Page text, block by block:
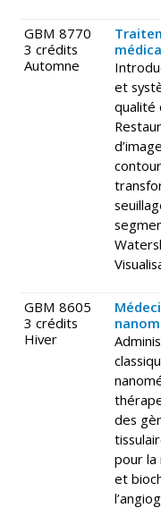
GBM 8770
3 crédits
Automne
et
qualité
GBM 8605
3 crédits
Hiver
des
pour la
et